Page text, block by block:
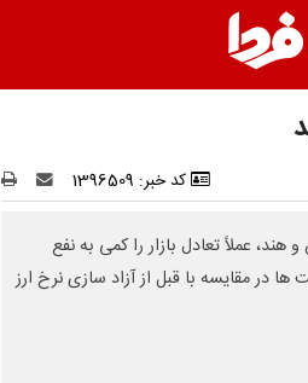
کد خبر: 1396509
عملاً تعادل بازار را کمی به نفع
در مقایسه با قبل از آزاد سازی نرخ ارز